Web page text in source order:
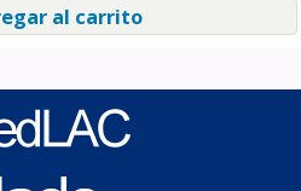
al carrito